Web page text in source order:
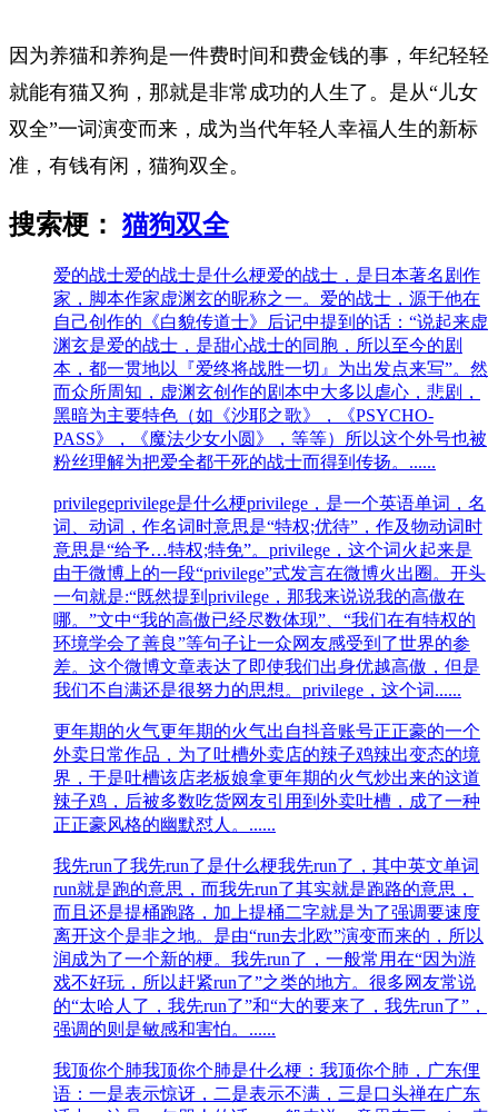
因为养猫和养狗是一件费时间和费金钱的事，年纪轻轻
就能有猫又狗，那就是非常成功的人生了。是从“儿女
双全”一词演变而来，成为当代年轻人幸福人生的新标
准，有钱有闲，猫狗双全。
搜索梗： 猫狗双全
爱的战士爱的战士是什么梗爱的战士，是日本著名剧作
家，脚本作家虚渊玄的昵称之一。爱的战士，源于他在
自己创作的《白貌传道士》后记中提到的话：“说起来虚
渊玄是爱的战士，是甜心战士的同胞，所以至今的剧
本，都一贯地以『爱终将战胜一切』为出发点来写”。然
而众所周知，虚渊玄创作的剧本中大多以虐心，悲剧，
黑暗为主要特色（如《沙耶之歌》，《PSYCHO-
PASS》，《魔法少女小圆》，等等）所以这个外号也被
粉丝理解为把爱全都干死的战士而得到传扬。......
privilegeprivilege是什么梗privilege，是一个英语单词，名
词、动词，作名词时意思是“特权;优待”，作及物动词时
意思是“给予…特权;特免”。privilege，这个词火起来是
由于微博上的一段“privilege”式发言在微博火出圈。开头
一句就是:“既然提到privilege，那我来说说我的高傲在
哪。”文中“我的高傲已经尽数体现”、“我们在有特权的
环境学会了善良”等句子让一众网友感受到了世界的参
差。这个微博文章表达了即使我们出身优越高傲，但是
我们不自满还是很努力的思想。privilege，这个词......
更年期的火气更年期的火气出自抖音账号正正豪的一个
外卖日常作品，为了吐槽外卖店的辣子鸡辣出变态的境
界，于是吐槽该店老板娘拿更年期的火气炒出来的这道
辣子鸡，后被多数吃货网友引用到外卖吐槽，成了一种
正正豪风格的幽默怼人。......
我先run了我先run了是什么梗我先run了，其中英文单词
run就是跑的意思，而我先run了其实就是跑路的意思，
而且还是提桶跑路，加上提桶二字就是为了强调要速度
离开这个是非之地。是由“run去北欧”演变而来的，所以
润成为了一个新的梗。我先run了，一般常用在“因为游
戏不好玩，所以赶紧run了”之类的地方。很多网友常说
的“太哈人了，我先run了”和“大的要来了，我先run了”，
强调的则是敏感和害怕。......
我顶你个肺我顶你个肺是什么梗：我顶你个肺，广东俚
语：一是表示惊讶，二是表示不满，三是口头禅在广东